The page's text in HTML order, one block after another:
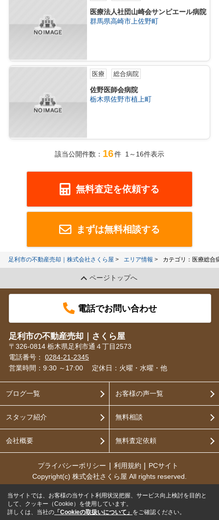
医療法人社団山崎会サンピエール病院
群馬県高崎市上佐野町
医療 総合病院
佐野医師会病院
栃木県佐野市植上町
該当公開件数： 16件 1～16件表示
無料査定を依頼する
まずは無料相談する
足利市の不動産売却｜株式会社さくら屋 エリア情報 カテゴリ：医療総合
ページトップへ
電話でお問い合わせ
足利市の不動産売却｜さくら屋
〒326-0814 栃木県足利市通４丁目2573
電話番号： 0284-21-2345
営業時間：9:30 ～17:00
定休日：火曜・水曜・他
ブログ一覧
スタッフ紹介
会社概要
お客様の声一覧
無料相談
無料査定依頼
プライバシーポリシー 利用規約
PCサイト
Copyright(c) 株式会社さくら屋 All rights reserved.
当サイトでは、お客様の当サイト利用状況把握、サービス向上検討を目的と
して、クッキー（Cookie）を使用しています。
詳しくは、当社の 「Cookieの取扱いについて」 をご確認ください。